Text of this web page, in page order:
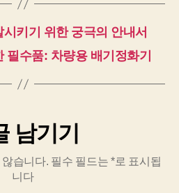
키기 위한 궁극의 안내서
필수품: 차량용 배기정화기
남기기
습니다. 필수 필드는*로 표시됩
니다